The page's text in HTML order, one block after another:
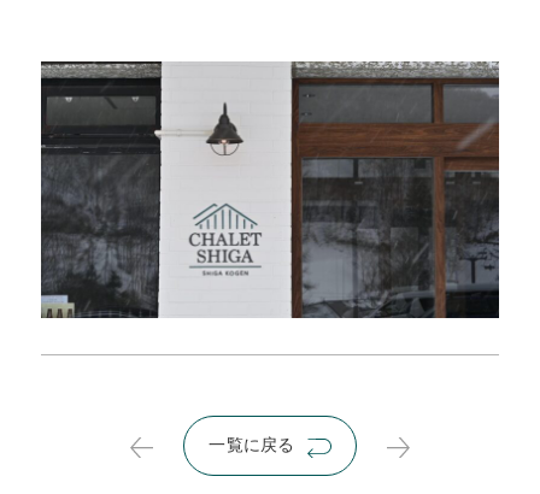
一覧に戻る